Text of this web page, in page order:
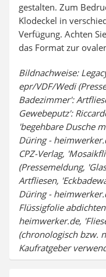
gestalten. Zum
Klodeckel in
Verfügung. Achten
das Format zur
Bildnachweise:
epr/VDF/Wedi
Badezimmer':
Gewebeputz':
'begehbare Dusche
Düring -
CPZ-Verlag,
(Pressemeldung,
Artfliesen,
Düring -
Flüssigfolie
heimwerker.de,
(chronologisch bzw.
Kaufratgeber